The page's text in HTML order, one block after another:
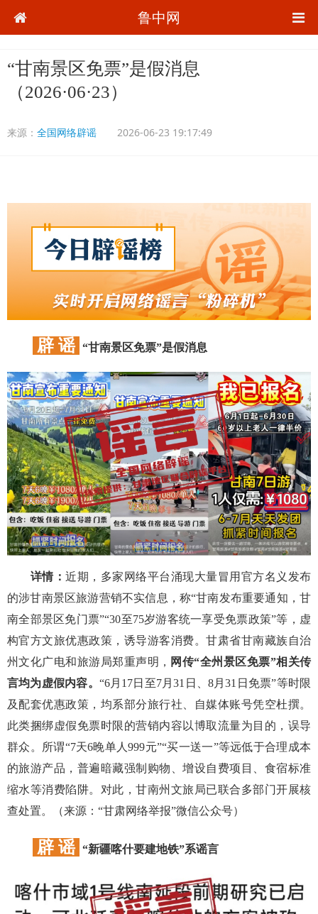
鲁中网
“甘南景区免票”是假消息
（2026·06·23）
来源： 全国网络辟谣 2026-06-23 19:17:49
辟 谣 “甘南景区免票”是假消息
详情： 近期，多家网络平台涌现大量冒用官方名义发布
的涉甘南景区旅游营销不实信息，称“甘南发布重要通知，甘
南全部景区免门票”“30至75岁游客统一享受免票政策”等，虚
构官方文旅优惠政策，诱导游客消费。甘肃省甘南藏族自治
州文化广电和旅游局郑重声明， 网传“全州景区免票”相关传
言均为虚假内容。 “6月17日至7月31日、8月31日免票”等时限
及配套优惠政策，均系部分旅行社、自媒体账号凭空杜撰。
此类捆绑虚假免票时限的营销内容以博取流量为目的，误导
群众。所谓“7天6晚单人999元”“买一送一”等远低于合理成本
的旅游产品，普遍暗藏强制购物、增设自费项目、食宿标准
缩水等消费陷阱。对此，甘南州文旅局已联合多部门开展核
查处置。（来源：“甘肃网络举报”微信公众号）
辟 谣 “新疆喀什要建地铁”系谣言